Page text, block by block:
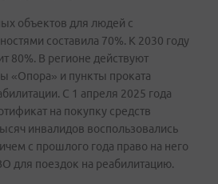
объектов для людей с
составила 70%. К 2030 году
80%. В регионе действуют
«Опора» и пункты проката
С 1 апреля 2025 года
на покупку средств
инвалидов воспользовались
с прошлого года право на него
для поездок на реабилитацию.